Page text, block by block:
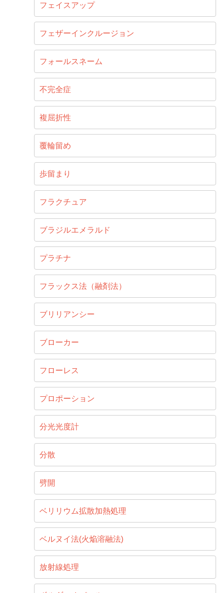
フェイスアップ
フェザーインクルージョン
フォールスネーム
不完全症
複屈折性
覆輪留め
歩留まり
フラクチュア
ブラジルエメラルド
プラチナ
フラックス法（融剤法）
ブリリアンシー
ブローカー
フローレス
プロポーション
分光光度計
分散
劈開
ベリリウム拡散加熱処理
ベルヌイ法(火焔溶融法)
放射線処理